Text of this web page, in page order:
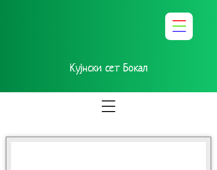
Кујнски сет Бокал